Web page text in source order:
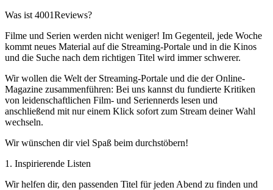
Was ist 4001Reviews?
Filme und Serien werden nicht weniger! Im Gegenteil, jede Woche
kommt neues Material auf die Streaming-Portale und in die Kinos
und die Suche nach dem richtigen Titel wird immer schwerer.
Wir wollen die Welt der Streaming-Portale und die der Online-
Magazine zusammenführen: Bei uns kannst du fundierte Kritiken
von leidenschaftlichen Film- und Seriennerds lesen und
anschließend mit nur einem Klick sofort zum Stream deiner Wahl
wechseln.
Wir wünschen dir viel Spaß beim durchstöbern!
1. Inspirierende Listen
Wir helfen dir, den passenden Titel für jeden Abend zu finden und